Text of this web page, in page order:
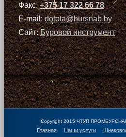
Факс:+375 17 322 66 78
E-mail:dolota@bursnab.by
Сайт:Буровой инструмент
Copyright 2015 ЧТУП
Главная Наши услуги